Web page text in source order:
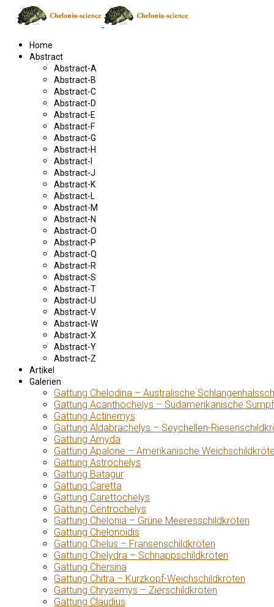
Home
Abstract
Abstract-A
Abstract-B
Abstract-C
Abstract-D
Abstract-E
Abstract-F
Abstract-G
Abstract-H
Abstract-I
Abstract-J
Abstract-K
Abstract-L
Abstract-M
Abstract-N
Abstract-O
Abstract-P
Abstract-Q
Abstract-R
Abstract-S
Abstract-T
Abstract-U
Abstract-V
Abstract-W
Abstract-X
Abstract-Y
Abstract-Z
Artikel
Galerien
Gattung Chelodina – Australische
Gattung Acanthochelys – Südamerikanische
Gattung Actinemys
Gattung Aldabrachelys – Seychellen-
Gattung Amyda
Gattung Apalone – Amerikanische
Gattung Astrochelys
Gattung Batagur
Gattung Caretta
Gattung Carettochelys
Gattung Centrochelys
Gattung Chelonia – Grüne Meeresschildkröten
Gattung Chelonoidis
Gattung Chelus – Fransenschildkröten
Gattung Chelydra – Schnappschildkröten
Gattung Chersina
Gattung Chitra – Kurzkopf-Weichschildkröten
Gattung Chrysemys – Zierschildkröten
Gattung Claudius